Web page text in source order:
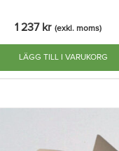
1 237 kr (exkl. moms)
LÄGG TILL I VARUKORG